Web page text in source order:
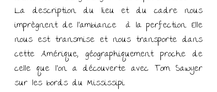
La description du lieu et du cadre nous
imprègnent de l’ambiance à la perfection. Elle
nous est transmise et nous transporte dans
cette Amérique, géographiquement proche de
celle que l’on a découverte avec Tom Sawyer
sur les bords du Mississipi.